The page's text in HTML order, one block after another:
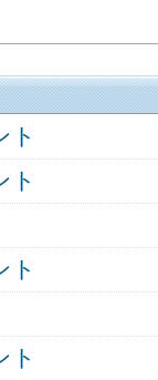
ト
ト
ト
ト